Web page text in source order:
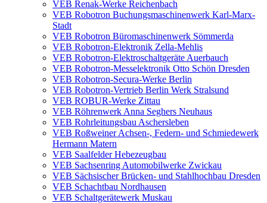
VEB Renak-Werke Reichenbach
VEB Robotron Buchungsmaschinenwerk Karl-Marx-
Stadt
VEB Robotron Büromaschinenwerk Sömmerda
VEB Robotron-Elektronik Zella-Mehlis
VEB Robotron-Elektroschaltgeräte Auerbauch
VEB Robotron-Messelektronik Otto Schön Dresden
VEB Robotron-Secura-Werke Berlin
VEB Robotron-Vertrieb Berlin Werk Stralsund
VEB ROBUR-Werke Zittau
VEB Röhrenwerk Anna Seghers Neuhaus
VEB Rohrleitungsbau Aschersleben
VEB Roßweiner Achsen-, Federn- und Schmiedewerk
Hermann Matern
VEB Saalfelder Hebezeugbau
VEB Sachsenring Automobilwerke Zwickau
VEB Sächsischer Brücken- und Stahlhochbau Dresden
VEB Schachtbau Nordhausen
VEB Schaltgerätewerk Muskau